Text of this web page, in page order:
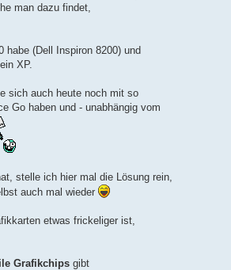
man dazu findet,
habe (Dell Inspiron 8200) und
XP.
sich auch heute noch mit so
Go haben und - unabhängig vom
stelle ich hier mal die Lösung rein,
auch mal wieder
etwas frickeliger ist,
Grafikchips gibt